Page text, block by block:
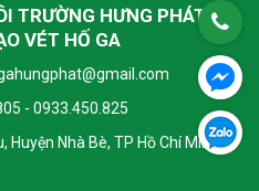
TRƯỜNG HƯNG PHÁT
VÉT HỐ GA
- 0933.450.825
Nhà Bè, TP Hồ Chí Minh